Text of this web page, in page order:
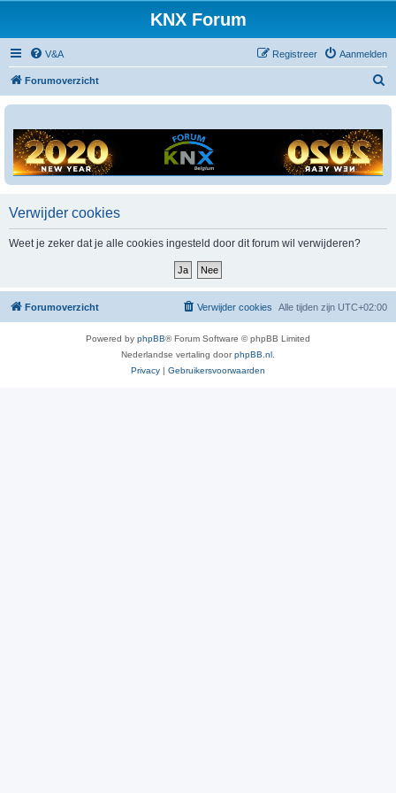
KNX Forum
V&A Aanmelden
Registreer
Forumoverzicht
Verwijder cookies
Weet je zeker dat je alle cookies ingesteld door dit forum wil verwijderen?
Forumoverzicht Alle tijden zijn UTC+02:00
Verwijder cookies
Powered by phpBB® Forum Software © phpBB Limited
Nederlandse vertaling doorphpBB.nl.
Privacy | Gebruikersvoorwaarden